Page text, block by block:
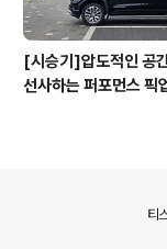
[시승기]압도적인 공
선사하는 퍼포먼스 픽
티